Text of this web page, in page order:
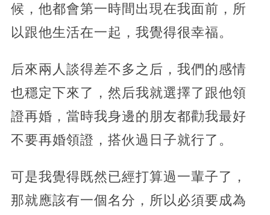
候，他都會第一時間出現在我面前，所
以跟他生活在一起，我覺得很幸福。
后來兩人談得差不多之后，我們的感情
也穩定下來了，然后我就選擇了跟他領
證再婚，當時我身邊的朋友都勸我最好
不要再婚領證，搭伙過日子就行了。
可是我覺得既然已經打算過一輩子了，
那就應該有一個名分，所以必須要成為